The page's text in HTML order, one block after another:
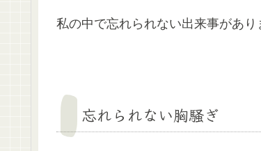
私の中で忘れられない出来事があり
忘れられない胸騒ぎ